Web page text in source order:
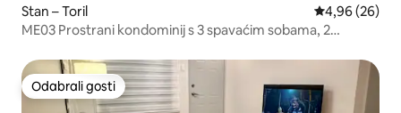
Stan – Toril Prosječna
4,96 (26)
ME03 Prostrani kondominij s 3 spavaćim sobama, 2
Odabrali gosti
Odabrali gosti